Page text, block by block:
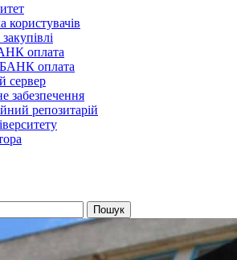
користувачів
оплата
оплата
сервер
забезпечення
репозитарій
Пошук